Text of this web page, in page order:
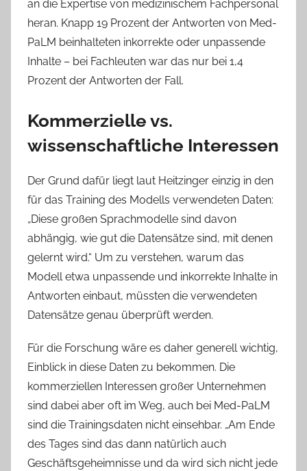
an die Expertise von medizinischem Fachpersonal
heran. Knapp 19 Prozent der Antworten von Med-
PaLM beinhalteten inkorrekte oder unpassende
Inhalte – bei Fachleuten war das nur bei 1,4
Prozent der Antworten der Fall.
Kommerzielle vs.
wissenschaftliche Interessen
Der Grund dafür liegt laut Heitzinger einzig in den
für das Training des Modells verwendeten Daten:
„Diese großen Sprachmodelle sind davon
abhängig, wie gut die Datensätze sind, mit denen
gelernt wird.“ Um zu verstehen, warum das
Modell etwa unpassende und inkorrekte Inhalte in
Antworten einbaut, müssten die verwendeten
Datensätze genau überprüft werden.
Für die Forschung wäre es daher generell wichtig,
Einblick in diese Daten zu bekommen. Die
kommerziellen Interessen großer Unternehmen
sind dabei aber oft im Weg, auch bei Med-PaLM
sind die Trainingsdaten nicht einsehbar. „Am Ende
des Tages sind das dann natürlich auch
Geschäftsgeheimnisse und da wird sich nicht jede